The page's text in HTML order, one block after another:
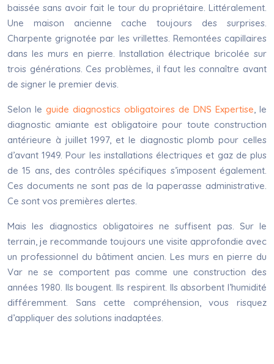
baissée sans avoir fait le tour du propriétaire. Littéralement.
Une maison ancienne cache toujours des surprises.
Charpente grignotée par les vrillettes. Remontées capillaires
dans les murs en pierre. Installation électrique bricolée sur
trois générations. Ces problèmes, il faut les connaître avant
de signer le premier devis.
Selon le guide diagnostics obligatoires de DNS Expertise, le
diagnostic amiante est obligatoire pour toute construction
antérieure à juillet 1997, et le diagnostic plomb pour celles
d’avant 1949. Pour les installations électriques et gaz de plus
de 15 ans, des contrôles spécifiques s’imposent également.
Ces documents ne sont pas de la paperasse administrative.
Ce sont vos premières alertes.
Mais les diagnostics obligatoires ne suffisent pas. Sur le
terrain, je recommande toujours une visite approfondie avec
un professionnel du bâtiment ancien. Les murs en pierre du
Var ne se comportent pas comme une construction des
années 1980. Ils bougent. Ils respirent. Ils absorbent l’humidité
différemment. Sans cette compréhension, vous risquez
d’appliquer des solutions inadaptées.